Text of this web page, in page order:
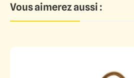
Vous aimerez aussi :